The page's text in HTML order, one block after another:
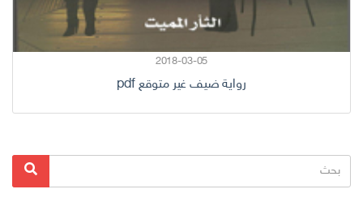
2018-03-05
رواية ضيف غير متوقع pdf
البحث
عن:
بحث